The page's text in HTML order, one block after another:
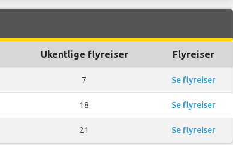
Ukentlige flyreiser Flyreiser
7 Se flyreiser
18 Se flyreiser
21 Se flyreiser